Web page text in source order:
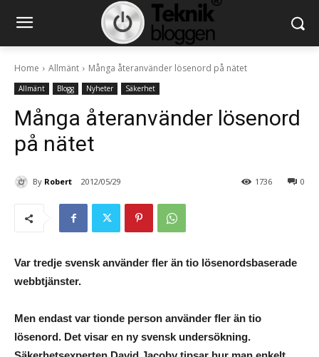
Home Allmänt Många återanvänder lösenord på nätet
Allmänt Blogg Nyheter Säkerhet
Många återanvänder lösenord
på nätet
By Robert 2012/05/29 0
1736
Var tredje svensk använder fler än tio lösenordsbaserade
webbtjänster.
Men endast var tionde person använder fler än tio
lösenord. Det visar en ny svensk undersökning.